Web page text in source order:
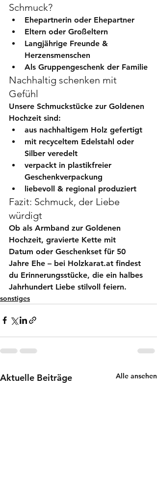
Schmuck?
Ehepartnerin oder Ehepartner
Eltern oder Großeltern
Langjährige Freunde &
Herzensmenschen
Als Gruppengeschenk der Familie
Nachhaltig schenken mit
Gefühl
Unsere Schmuckstücke zur Goldenen
Hochzeit sind:
aus nachhaltigem Holz gefertigt
mit recyceltem Edelstahl oder
Silber veredelt
verpackt in plastikfreier
Geschenkverpackung
liebevoll & regional produziert
Fazit: Schmuck, der Liebe
würdigt
Ob als Armband zur Goldenen
Hochzeit, gravierte Kette mit
Datum oder Geschenkset für 50
Jahre Ehe – bei Holzkarat.at findest
du Erinnerungsstücke, die ein halbes
Jahrhundert Liebe stilvoll feiern.
sonstiges
Aktuelle Beiträge Alle ansehen